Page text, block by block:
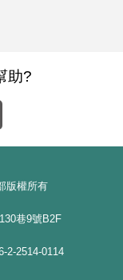
助?
版權所有
巷9號B2F
2-2514-0114